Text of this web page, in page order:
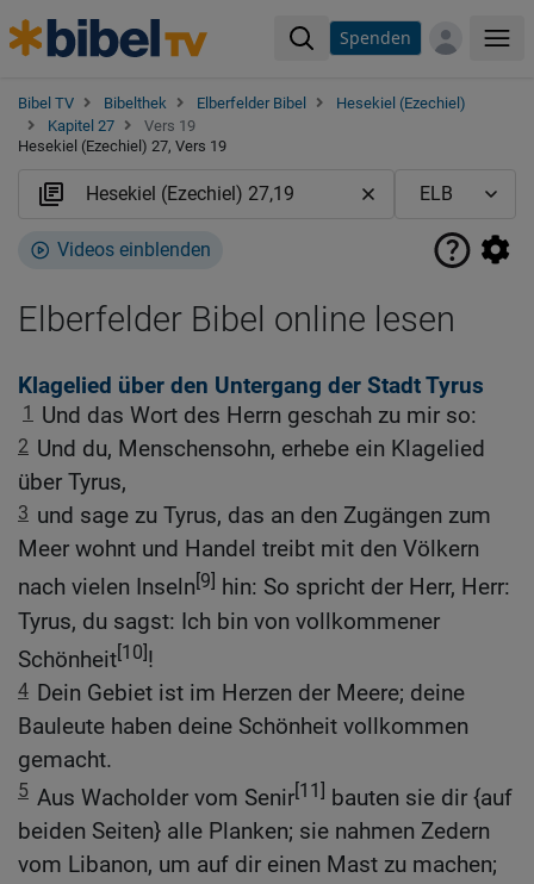
Spenden
Bibel TV Bibelthek Elberfelder Bibel
Hesekiel (Ezechiel)
Kapitel 27
Vers 19
Hesekiel (Ezechiel) 27, Vers 19
Videos einblenden
Elberfelder Bibel online lesen
Klagelied über den Untergang der Stadt Tyrus
1 Und das Wort des Herrn geschah zu mir so:
2 Und du, Menschensohn, erhebe ein Klagelied
über Tyrus,
3 und sage zu Tyrus, das an den Zugängen zum
Meer wohnt und Handel treibt mit den Völkern
nach vielen Inseln[9] hin: So spricht der Herr, Herr:
Tyrus, du sagst: Ich bin von vollkommener
Schönheit[10]!
4 Dein Gebiet ist im Herzen der Meere; deine
Bauleute haben deine Schönheit vollkommen
gemacht.
5 Aus Wacholder vom Senir[11] bauten sie dir {auf
beiden Seiten} alle Planken; sie nahmen Zedern
vom Libanon, um auf dir einen Mast zu machen;